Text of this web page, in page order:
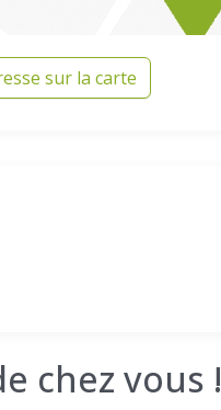
sur la carte
chez vous !